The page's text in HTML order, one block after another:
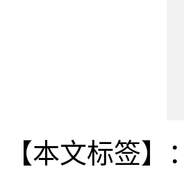
【本文标签】：